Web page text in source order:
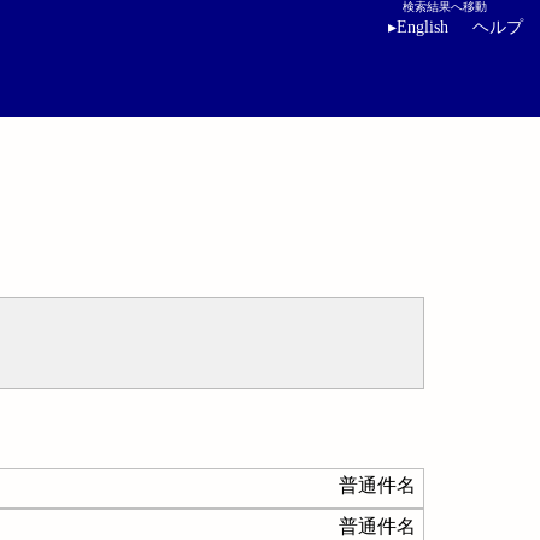
検索結果へ移動
▸English ヘルプ
普通件名
普通件名